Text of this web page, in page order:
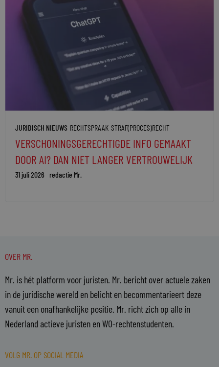
JURIDISCH NIEUWS RECHTSPRAAK STRAF(PROCES)RECHT
VERSCHONINGSGERECHTIGDE INFO GEMAAKT
DOOR AI? DAN NIET LANGER VERTROUWELIJK
31 juli 2026 redactie Mr.
OVER MR.
Mr. is hét platform voor juristen. Mr. bericht over actuele zaken
in de juridische wereld en belicht en becommentarieert deze
vanuit een onafhankelijke positie. Mr. richt zich op alle in
Nederland actieve juristen en WO-rechtenstudenten.
VOLG MR. OP SOCIAL MEDIA